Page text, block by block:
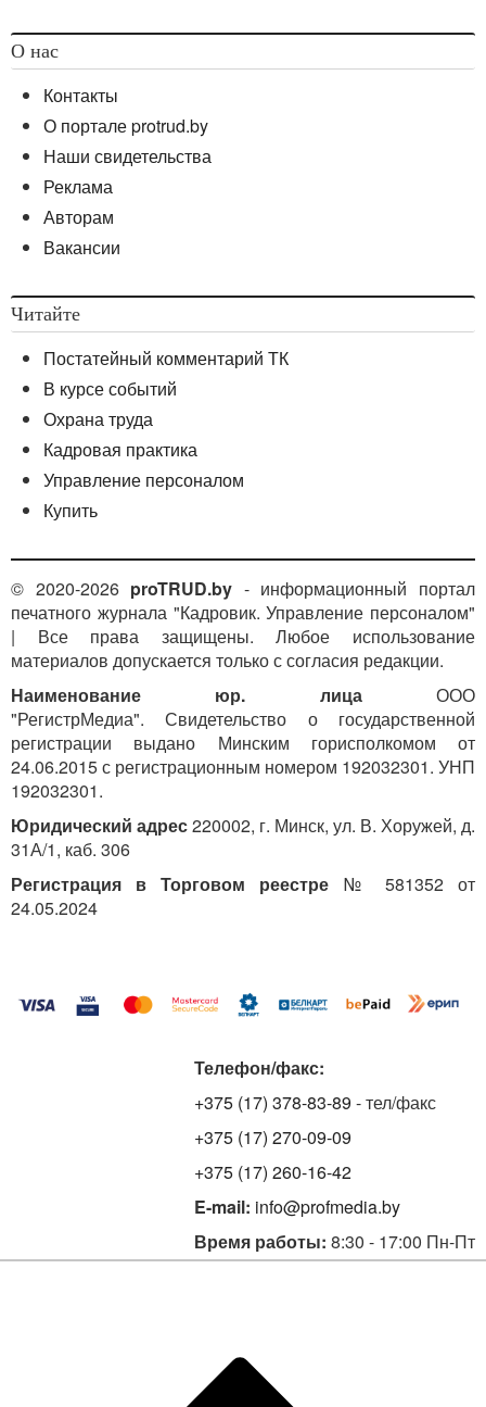
О нас
Контакты
О портале protrud.by
Наши свидетельства
Реклама
Авторам
Вакансии
Читайте
Постатейный комментарий ТК
В курсе событий
Охрана труда
Кадровая практика
Управление персоналом
Купить
© 2020-2026 proTRUD.by - информационный портал
печатного журнала "Кадровик. Управление персоналом"
| Все права защищены. Любое использование
материалов допускается только с согласия редакции.
Наименование юр. лицаООО
"РегистрМедиа". Свидетельство о государственной
регистрации выдано Минским горисполкомом от
24.06.2015 с регистрационным номером 192032301. УНП
192032301.
Юридический адрес220002, г. Минск, ул. В. Хоружей, д.
31А/1, каб. 306
Регистрация в Торговом реестре № 581352 от
24.05.2024
Телефон/факс:
+375 (17) 378-83-89 - тел/факс
+375 (17) 270-09-09
+375 (17) 260-16-42
E-mail: info@profmedia.by
Время работы: 8:30 - 17:00 Пн-Пт